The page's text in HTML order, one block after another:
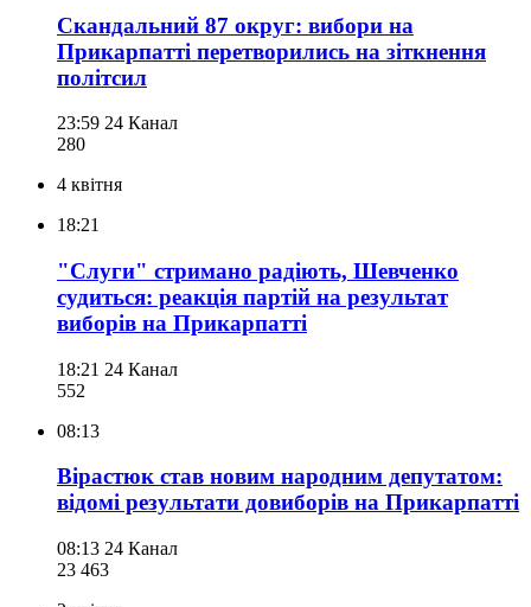
Скандальний 87 округ: вибори на
Прикарпатті перетворились на зіткнення
політсил
23:59 24 Канал
280
4 квітня
18:21
"Слуги" стримано радіють, Шевченко
судиться: реакція партій на результат
виборів на Прикарпатті
18:21 24 Канал
552
08:13
Вірастюк став новим народним депутатом:
відомі результати довиборів на Прикарпатті
08:13 24 Канал
23 463